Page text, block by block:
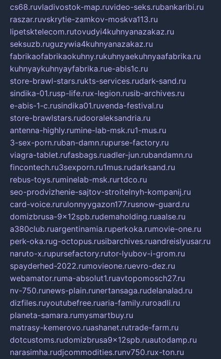
cs68.ruvladivostok-map.ruvideo-seks.rubankaribi.ru
raszar.ruvskrytie-zamkov-moskva113.ru
lipetsktelecom.rutovudyi4kuhnyanazakaz.ru
seksuzb.ruguzywia4kuhnyanazakaz.ru
fabrikaofabrikaokuhny.rukuhnyaekuhnyaafabrika.ru
kuhnyaykuhnyayfabrika.rue-abis1c.ru
store-brawl-stars.rukts-services.rudark-sand.ru
sindika-01.rusp-life.rux-legion.rusib-archives.ru
e-abis-1-c.rusindika01.ruvenda-festival.ru
store-brawlstars.rudooraleksandria.ru
antenna-highly.rumine-lab-msk.ru1-mus.ru
3-sex-porn.ruban-damn.rupurse-factory.ru
viagra-tablet.rufasbags.ruadler-jun.rubandamn.ru
fincontech.ru3sexporn.ru1mus.rudarksand.ru
rebus-toys.ruminelab-msk.rurtdco.ru
seo-prodvizhenie-sajtov-stroitelnyh-kompanij.ru
card-voice.rurulonnyygazon177.rusnow-guard.ru
domizbrusa-9x12spb.rudemaholding.ruaalse.ru
a380club.ruargentinamia.ruperkoka.rumovie-one.ru
perk-oka.rug-octopus.rusibarchives.ruandreislyusar.ru
naruto-x.rupursefactory.rutor-lyubov-i-grom.ru
spayderhed-2022.rumovieone.ruevro-dez.ru
webamator.ruma-absolut1.ruavtopomosch27.ru
nv-750.runews-plain.runertansaga.rudelanalad.ru
dizfiles.ruyoutubefree.ruaria-family.ruroadli.ru
planeta-samara.rumysmartbuy.ru
matrasy-kemerovo.ruashanet.rutrade-farm.ru
dotcustoms.rudomizbrusa9x12spb.ruautodamp.ru
narasimha.rudjcommodities.runv750.rux-ton.ru